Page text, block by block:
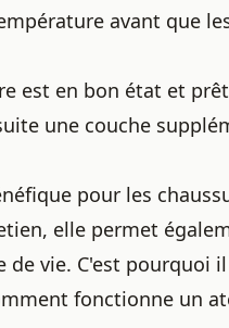
avant que
est en bon état et
une couche
pour les
elle permet
vie. C'est pourquoi
fonctionne un